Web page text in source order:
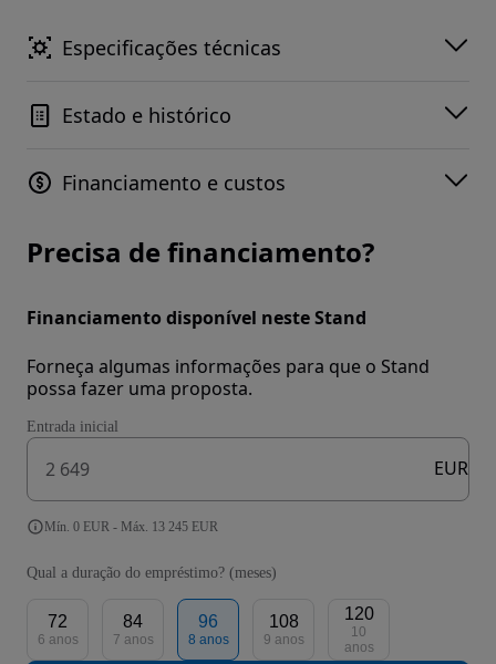
Especificações técnicas
Estado e histórico
Financiamento e custos
Precisa de financiamento?
Financiamento disponível neste Stand
Forneça algumas informações para que o Stand
possa fazer uma proposta.
Entrada inicial
EUR
Mín. 0 EUR - Máx. 13 245 EUR
Qual a duração do empréstimo? (meses)
72
6 anos
84
7 anos
96
8 anos
108
9 anos
120
10
anos